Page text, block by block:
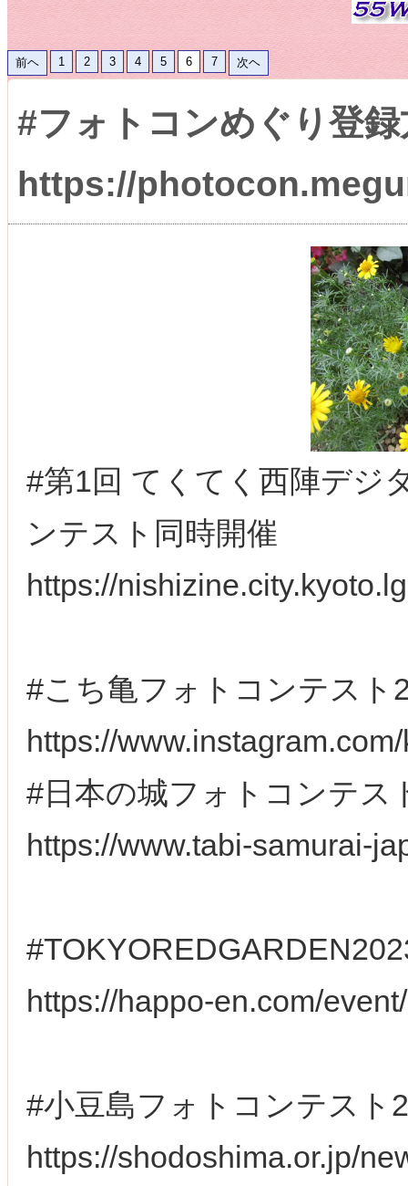
前ヘ 1 2 3 4 5 6 7 次ヘ
#フォトコンめぐり登
https://
#第1回 てくてく西陣デジ
ンテスト同時開催
https://
#こち亀フォトコンテスト
https://
#日本の城フォトコンテス
https://www.tabi-samurai-
https://happo-en.com/
#小豆島フォトコンテスト
https://shodoshima.or.jp/